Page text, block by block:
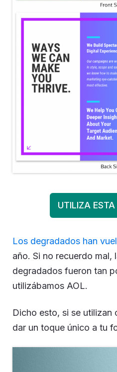
UTILIZA
Los degradados han
año. Si no recuerdo mal,
degradados fueron tan
utilizábamos AOL.
Dicho esto, si se utilizan
dar un toque único a tu